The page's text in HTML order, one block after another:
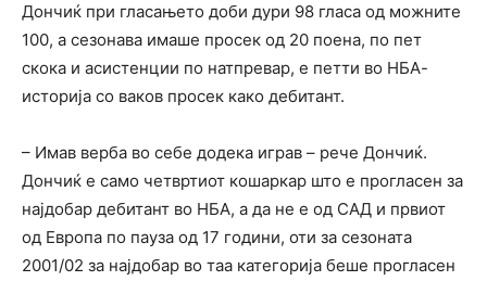
Дончиќ при гласањето доби дури 98 гласа од можните
100, а сезонава имаше просек од 20 поена, по пет
скока и асистенции по натпревар, е петти во НБА-
историја со ваков просек како дебитант.
– Имав верба во себе додека играв – рече Дончиќ.
Дончиќ е само четвртиот кошаркар што е прогласен за
најдобар дебитант во НБА, а да не е од САД и првиот
од Европа по пауза од 17 години, оти за сезоната
2001/02 за најдобар во таа категорија беше прогласен